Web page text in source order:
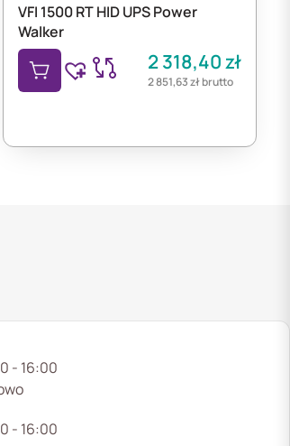
VFI 1500 RT HID UPS Power
Walker
2 318,40zł
2 851,63złbrutto
- 16:00
- 16:00